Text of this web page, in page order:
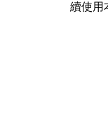
續使用